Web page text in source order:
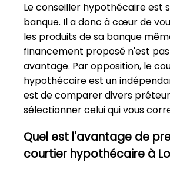
Le conseiller hypothécaire est
banque. Il a donc à cœur de
les produits de sa banque
financement proposé n'est
avantage. Par opposition, le
hypothécaire est un
est de comparer divers
sélectionner celui qui vous
Quel est l'avantage de
courtier hypothécaire à